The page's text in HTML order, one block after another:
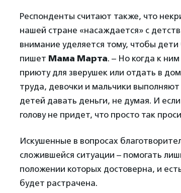
Респонденты считают также, что
нашей стране «насаждается» с
внимание уделяется тому, чтобы
пишет Мама Марта. – Но когда к
приюту для зверушек или отдать в
труда, девочки и мальчики
детей давать деньги, не думая. И
голову не придет, что просто так
Искушенные в вопросах
сложившейся ситуации – помогать
положении которых достоверна, и
будет растрачена.